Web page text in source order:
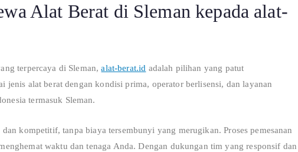
Alat Berat di Sleman kepada alat-
terpercaya di Sleman,alat-berat.id adalah pilihan yang patut
alat berat dengan kondisi prima, operator berlisensi, dan layanan
termasuk Sleman.
kompetitif, tanpa biaya tersembunyi yang merugikan. Proses pemesanan
waktu dan tenaga Anda. Dengan dukungan tim yang responsif dan